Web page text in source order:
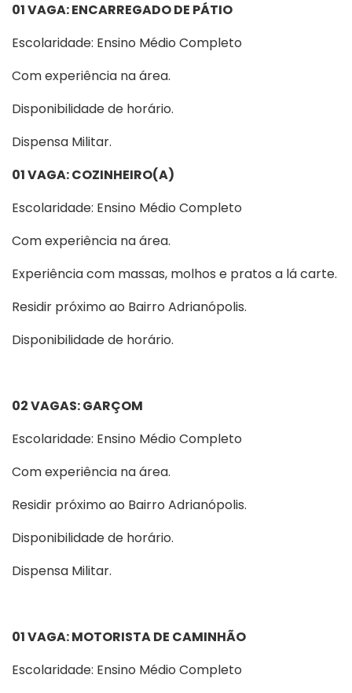
01 VAGA: ENCARREGADO DE PÁTIO
Escolaridade: Ensino Médio Completo
Com experiência na área.
Disponibilidade de horário.
Dispensa Militar.
01 VAGA: COZINHEIRO(A)
Escolaridade: Ensino Médio Completo
Com experiência na área.
Experiência com massas, molhos e pratos a lá carte.
Residir próximo ao Bairro Adrianópolis.
Disponibilidade de horário.
02 VAGAS: GARÇOM
Escolaridade: Ensino Médio Completo
Com experiência na área.
Residir próximo ao Bairro Adrianópolis.
Disponibilidade de horário.
Dispensa Militar.
01 VAGA: MOTORISTA DE CAMINHÃO
Escolaridade: Ensino Médio Completo